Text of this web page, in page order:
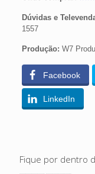
Dúvidas e
1557
Produção: W7
Facebook
LinkedIn
Fique por dentro